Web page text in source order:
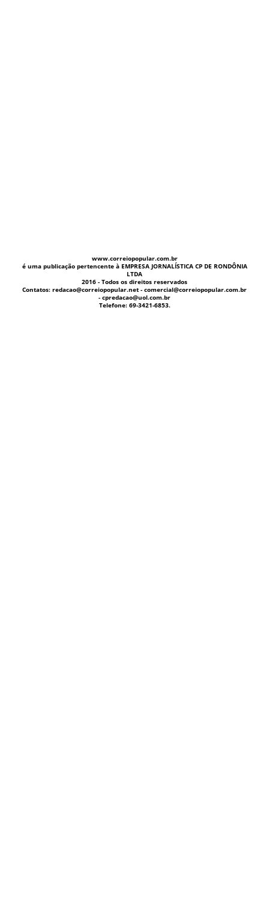
www.correiopopular.com.br
é uma publicação pertencente à EMPRESA JORNALÍSTICA CP DE RONDÔNIA
LTDA
2016 - Todos os direitos reservados
Contatos: redacao@correiopopular.net - comercial@correiopopular.com.br
- cpredacao@uol.com.br
Telefone: 69-3421-6853.